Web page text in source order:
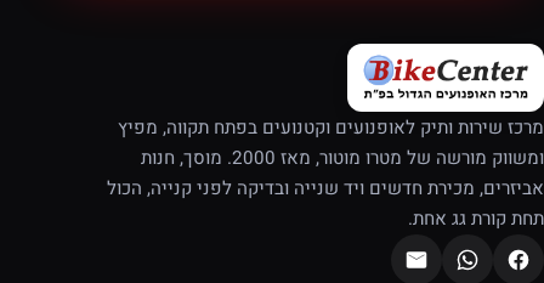
מרכז שירות ותיק לאופנועים וקטנועים בפתח תקווה, מפיץ
ומשווק מורשה של מטרו מוטור, מאז 2000. מוסך, חנות
אביזרים, מכירת חדשים ויד שנייה ובדיקה לפני קנייה, הכול
תחת קורת גג אחת.